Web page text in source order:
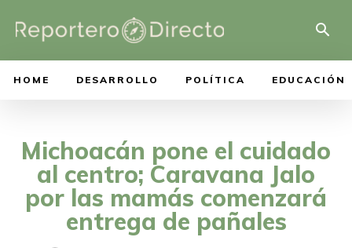
HOME DESARROLLO POLÍTICA EDUCACIÓN
Michoacán pone el cuidado
al centro; Caravana Jalo
por las mamás comenzará
entrega de pañales